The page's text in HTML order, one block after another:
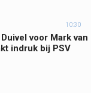
10:30
voor Mark van
indruk bij PSV